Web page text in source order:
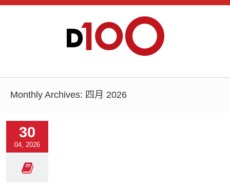
Monthly Archives: 四月 2026
30
04, 2026